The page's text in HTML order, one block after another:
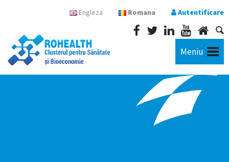
Engleza Romana Autentificare
Meniu